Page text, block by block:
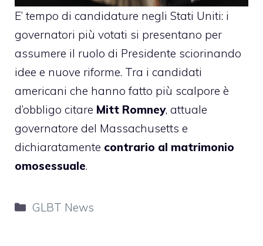
E’ tempo di candidature negli Stati Uniti: i
governatori più votati si presentano per
assumere il ruolo di Presidente sciorinando
idee e nuove riforme. Tra i candidati
americani che hanno fatto più scalpore è
d’obbligo citare Mitt Romney, attuale
governatore del Massachusetts e
dichiaratamente contrario al matrimonio
omosessuale.
Categorie
GLBT News